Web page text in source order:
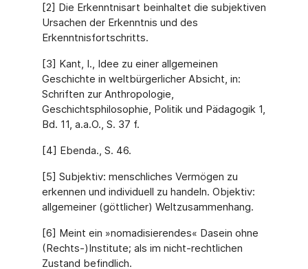
[2] Die Erkenntnisart beinhaltet die subjektiven
Ursachen der Erkenntnis und des
Erkenntnisfortschritts.
[3] Kant, I., Idee zu einer allgemeinen
Geschichte in weltbürgerlicher Absicht, in:
Schriften zur Anthropologie,
Geschichtsphilosophie, Politik und Pädagogik 1,
Bd. 11, a.a.O., S. 37 f.
[4] Ebenda., S. 46.
[5] Subjektiv: menschliches Vermögen zu
erkennen und individuell zu handeln. Objektiv:
allgemeiner (göttlicher) Weltzusammenhang.
[6] Meint ein »nomadisierendes« Dasein ohne
(Rechts-)Institute; als im nicht-rechtlichen
Zustand befindlich.